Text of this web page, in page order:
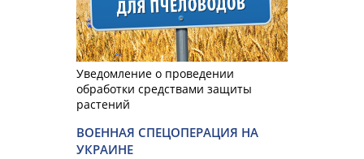
Уведомление о проведении
обработки средствами защиты
растений
ВОЕННАЯ СПЕЦОПЕРАЦИЯ НА
УКРАИНЕ